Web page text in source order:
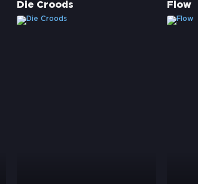
Die Croods Flow